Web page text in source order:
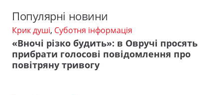
Популярні новини
Крик душі, Суботня інформація
«Вночі різко будить»: в Овручі просять
прибрати голосові повідомлення про
повітряну тривогу